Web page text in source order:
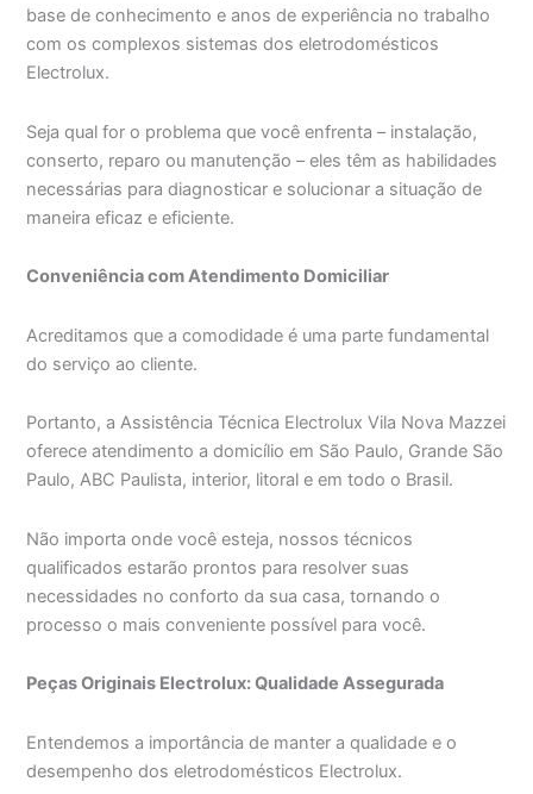
base de conhecimento e anos de experiência no trabalho
com os complexos sistemas dos eletrodomésticos
Electrolux.
Seja qual for o problema que você enfrenta – instalação,
conserto, reparo ou manutenção – eles têm as habilidades
necessárias para diagnosticar e solucionar a situação de
maneira eficaz e eficiente.
Conveniência com Atendimento Domiciliar
Acreditamos que a comodidade é uma parte fundamental
do serviço ao cliente.
Portanto, a Assistência Técnica Electrolux Vila Nova Mazzei
oferece atendimento a domicílio em São Paulo, Grande São
Paulo, ABC Paulista, interior, litoral e em todo o Brasil.
Não importa onde você esteja, nossos técnicos
qualificados estarão prontos para resolver suas
necessidades no conforto da sua casa, tornando o
processo o mais conveniente possível para você.
Peças Originais Electrolux: Qualidade Assegurada
Entendemos a importância de manter a qualidade e o
desempenho dos eletrodomésticos Electrolux.